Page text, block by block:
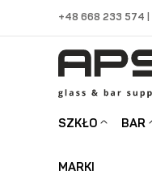
+48 668 233 574 |
SZKŁO BAR
MARKI